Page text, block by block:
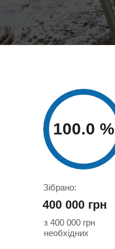
Зібрано:
100.0 %
400 000 грн
з 400 000 грн
необхідних